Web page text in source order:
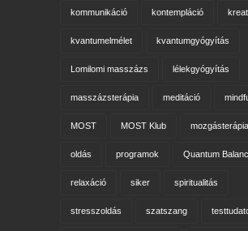
kommunikáció kontempláció
kvantumelmélet kvantumgyógyítás
Lomilomi masszázs lélekgyógyítás
masszázsterápia meditáció
MOST MOST Klub mozgásterápia
oldás programok Quantum
relaxáció siker spiritualitás
stresszoldás szatszang